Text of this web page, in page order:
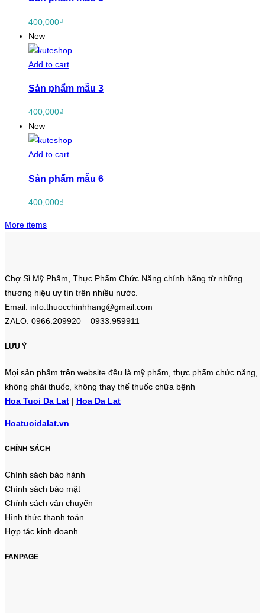
400,000₫
New
Add to cart
Sản phẩm mẫu 3
400,000₫
New
Add to cart
Sản phẩm mẫu 6
400,000₫
More items
Chợ Sỉ Mỹ Phẩm, Thực Phẩm Chức Năng chính hãng từ những
thương hiệu uy tín trên nhiều nước.
Email: info.thuocchinhhang@gmail.com
ZALO: 0966.209920 – 0933.959911
LƯU Ý
Mọi sản phẩm trên website đều là mỹ phẩm, thực phẩm chức năng,
không phải thuốc, không thay thế thuốc chữa bệnh
Hoa Tuoi Da Lat | Hoa Da Lat
Hoatuoidalat.vn
CHÍNH SÁCH
Chính sách bảo hành
Chính sách bảo mật
Chính sách vận chuyển
Hình thức thanh toán
Hợp tác kinh doanh
FANPAGE